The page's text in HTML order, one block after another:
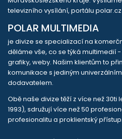
televizního vysílání, portálu
POLAR MULTIMEDIA
je divize se specializací na
děláme vše, co se týká multimedií
grafiky, weby. Našim klientům to
komunikace s jediným
dodavatelem.
Obě naše divize těží z více než 30ti
1993), sdružují více než 50
profesionalitu a proklientský přístup.